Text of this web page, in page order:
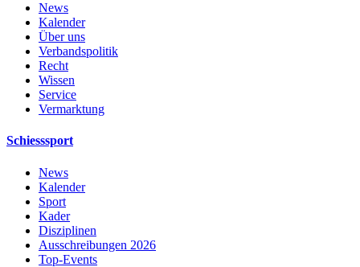
News
Kalender
Über uns
Verbandspolitik
Recht
Wissen
Service
Vermarktung
Schiesssport
News
Kalender
Sport
Kader
Disziplinen
Ausschreibungen 2026
Top-Events